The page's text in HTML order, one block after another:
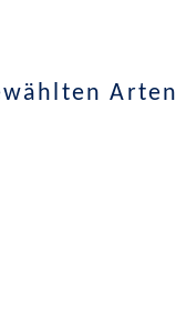
Arten